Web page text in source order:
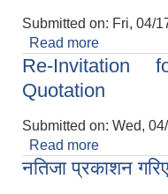
Submitted on: Fri, 04/
Read more
Re-Invitation
Quotation
Submitted on: Wed,
Read more
Quotation
नतिजा प्रकाशन